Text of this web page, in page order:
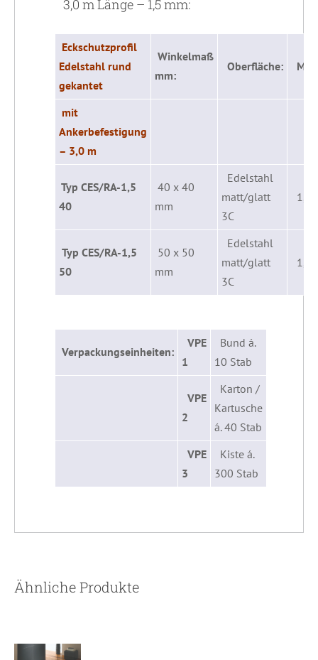
3,0 m Länge – 1,5 mm:
Eckschutzprofil
Edelstahl rund
gekantet
Winkelmaß
mm:
Oberfläche:
mit
Ankerbefestigung
– 3,0 m
Typ CES/RA-1,5
40
40 x 40
mm
Edelstahl
matt/glatt
3C
1,5
Typ CES/RA-1,5
50
50 x 50
mm
Edelstahl
matt/glatt
3C
1,5
Verpackungseinheiten:
VPE
1
Bund á.
10 Stab
VPE
2
Karton /
Kartusche
á. 40 Stab
VPE
3
Kiste á.
300 Stab
Ähnliche Produkte